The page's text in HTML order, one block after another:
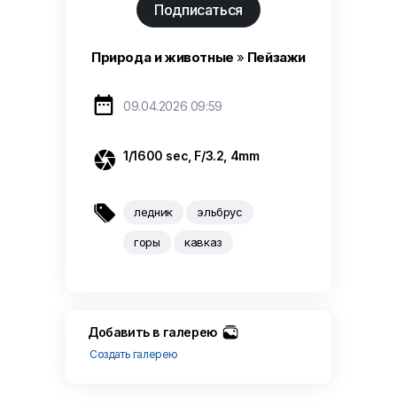
Подписаться
Природа и животные » Пейзажи
 09.04.2026 09:59
 1/1600 sec F/3.2 4mm
 ледник эльбрус
горы кавказ
Добавить в галерею
Создать галерею